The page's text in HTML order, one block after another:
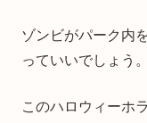
ゾンビがパーク内
っていいでしょう。
このハロウィーホ